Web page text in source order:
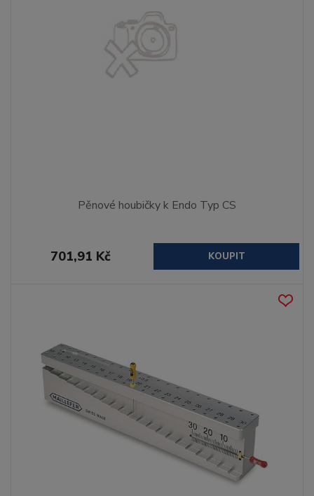
Pěnové houbičky k Endo Typ CS
701,91 Kč KOUPIT